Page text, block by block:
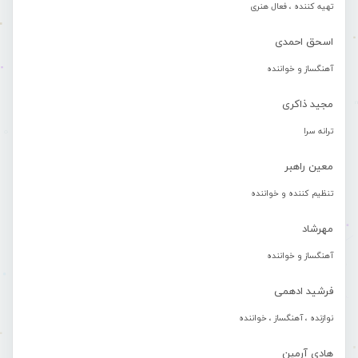
تهیه کننده ، فعال هنری
اسحق احمدی
آهنگساز و خواننده
مجید ذاکری
ترانه سرا
معین راهبر
تنظیم کننده و خواننده
مهرشاد
آهنگساز و خواننده
فرشید ادهمی
نوازنده ، آهنگساز ، خواننده
هادی آرمین